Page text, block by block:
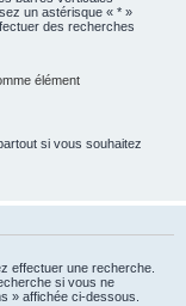
un astérisque « * »
des recherches
élément
si vous souhaitez
effectuer une recherche.
si vous ne
» affichée ci-dessous.